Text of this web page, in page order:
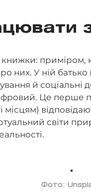
приміром,
них. У ній
й
Це перше
місцям)
світи
Фото: